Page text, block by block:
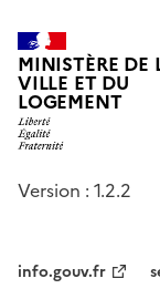
MINISTÈRE DE
VILLE ET DU
LOGEMENT
Version : 1.2.2
info.gouv.fr